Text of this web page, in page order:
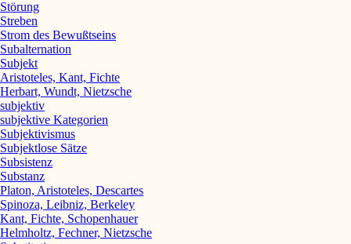
Störung
Streben
Strom des Bewußtseins
Subalternation
Subjekt
Aristoteles, Kant, Fichte
Herbart, Wundt, Nietzsche
subjektiv
subjektive Kategorien
Subjektivismus
Subjektlose Sätze
Subsistenz
Substanz
Platon, Aristoteles, Descartes
Spinoza, Leibniz, Berkeley
Kant, Fichte, Schopenhauer
Helmholtz, Fechner, Nietzsche